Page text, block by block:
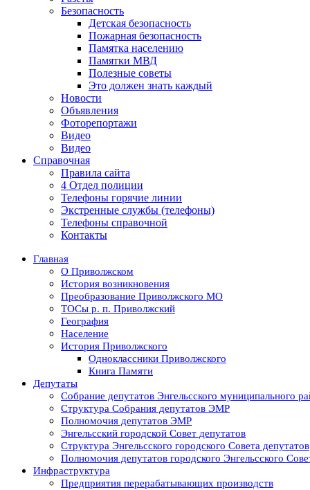
Безопасность
Детская безопасность
Пожарная безопасность
Памятка населению
Памятки МВД
Полезные советы
Это должен знать каждый
Новости
Объявления
Фоторепортажи
Видео
Видео
Справочная
Правила сайта
4 Отдел полиции
Телефоны горячие линии
Экстренные службы (телефоны)
Телефоны справочной
Контакты
Главная
О Приволжском
История возникновения
Преобразование Приволжского МО
ТОСы р. п. Приволжский
География
Население
История Приволжского
Одноклассники Приволжского
Книга Памяти
Депутаты
Собрание депутатов Энгельсского муниципального
Структура Собрания депутатов ЭМР
Полномочия депутатов ЭМР
Энгельсский городской Совет депутатов
Структура Энгельсского городского Совета депутатов
Полномочия депутатов городского Энгельсского
Инфраструктура
Предприятия перерабатывающих производств